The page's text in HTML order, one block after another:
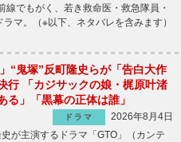
でもがく、若き救命医・救急隊員・
マ。（※以下、ネタバレを含みます）
」“鬼塚”反町隆史らが「告白大作
行 「カジサックの娘・梶原叶渚
る」「黒幕の正体は誰」
ドラマ
2026年8月4日
が主演するドラマ「GTO」（カンテ